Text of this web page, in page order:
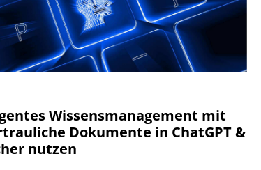
Wissensmanagement mit
Dokumente in ChatGPT &
nutzen